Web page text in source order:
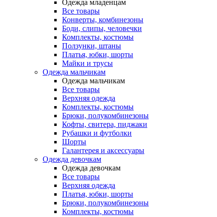
Одежда младенцам
Все товары
Конверты, комбинезоны
Боди, слипы, человечки
Комплекты, костюмы
Ползунки, штаны
Платья, юбки, шорты
Майки и трусы
Одежда мальчикам
Одежда мальчикам
Все товары
Верхняя одежда
Комплекты, костюмы
Брюки, полукомбинезоны
Кофты, свитера, пиджаки
Рубашки и футболки
Шорты
Галантерея и аксессуары
Одежда девочкам
Одежда девочкам
Все товары
Верхняя одежда
Платья, юбки, шорты
Брюки, полукомбинезоны
Комплекты, костюмы